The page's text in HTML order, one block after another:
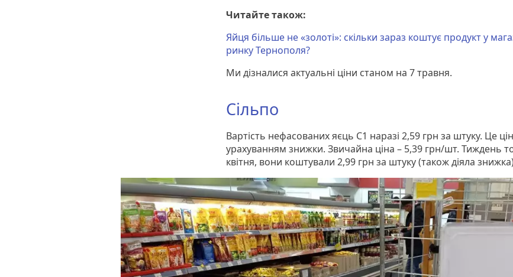
Читайте також:
Яйця більше не «золоті»: скільки зараз коштує продукт у
ринку Тернополя?
Ми дізналися актуальні ціни станом на 7 травня.
Сільпо
Вартість нефасованих яєць С1 наразі 2,59 грн за штуку. Це
урахуванням знижки. Звичайна ціна – 5,39 грн/шт. Тиждень
квітня, вони коштували 2,99 грн за штуку (також діяла